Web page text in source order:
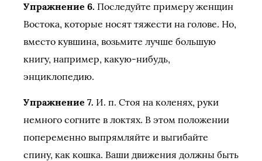
Упражнение 6. Последуйте примеру женщин
Востока, которые носят тяжести на голове. Но,
вместо кувшина, возьмите лучше большую
книгу, например, какую-нибудь,
энциклопедию.
Упражнение 7. И. п. Стоя на коленях, руки
немного согните в локтях. В этом положении
попеременно выпрямляйте и выгибайте
спину, как кошка. Ваши движения должны быть